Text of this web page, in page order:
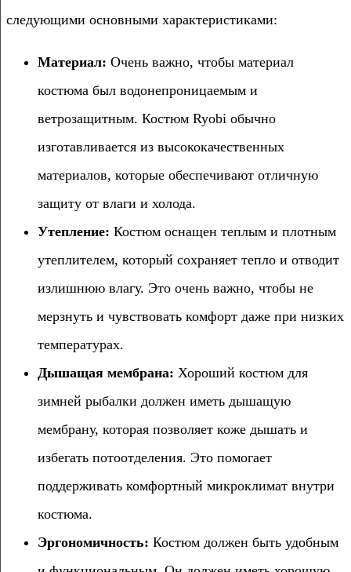
следующими основными характеристиками:
Материал: Очень важно, чтобы материал
костюма был водонепроницаемым и
ветрозащитным. Костюм Ryobi обычно
изготавливается из высококачественных
материалов, которые обеспечивают отличную
защиту от влаги и холода.
Утепление: Костюм оснащен теплым и плотным
утеплителем, который сохраняет тепло и отводит
излишнюю влагу. Это очень важно, чтобы не
мерзнуть и чувствовать комфорт даже при низких
температурах.
Дышащая мембрана: Хороший костюм для
зимней рыбалки должен иметь дышащую
мембрану, которая позволяет коже дышать и
избегать потоотделения. Это помогает
поддерживать комфортный микроклимат внутри
костюма.
Эргономичность: Костюм должен быть удобным